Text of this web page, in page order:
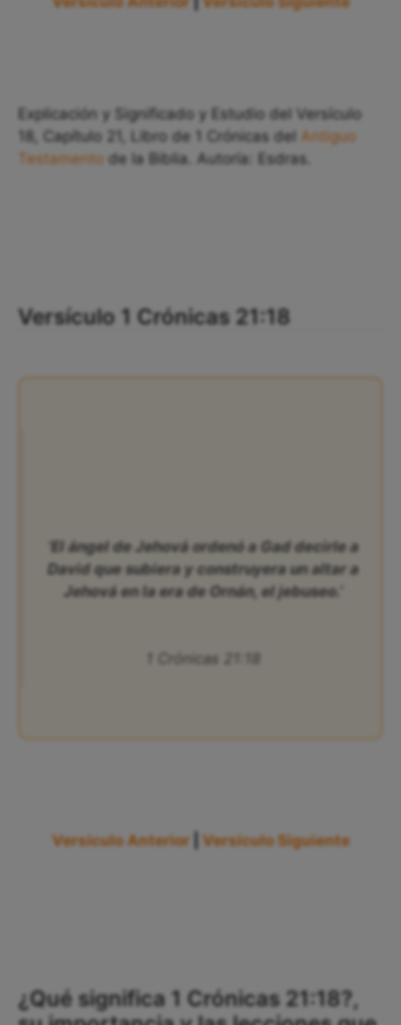
Explicación y Significado y Estudio del Versículo
18, Capítulo 21, Libro de 1 Crónicas del Antiguo
Testamento de la Biblia. Autoría: Esdras.
Versículo 1 Crónicas 21:18
‘El ángel de Jehová ordenó a Gad decirle a
David que subiera y construyera un altar a
Jehová en la era de Ornán, el jebuseo.’
1 Crónicas 21:18
Versículo Anterior Versículo Siguiente
¿Qué significa 1 Crónicas 21:18?,